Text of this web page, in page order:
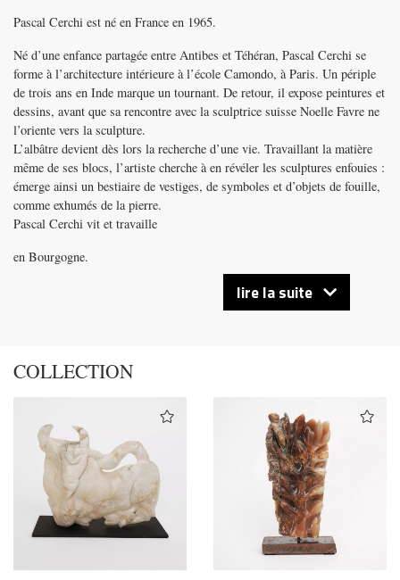
Pascal Cerchi est né en France en 1965.
Né d’une enfance partagée entre Antibes et Téhéran, Pascal Cerchi se
forme à l’architecture intérieure à l’école Camondo, à Paris. Un périple
de trois ans en Inde marque un tournant. De retour, il expose peintures et
dessins, avant que sa rencontre avec la sculptrice suisse Noelle Favre ne
l’oriente vers la sculpture.
L’albâtre devient dès lors la recherche d’une vie. Travaillant la matière
même de ses blocs, l’artiste cherche à en révéler les sculptures enfouies :
émerge ainsi un bestiaire de vestiges, de symboles et d’objets de fouille,
comme exhumés de la pierre.
Pascal Cerchi vit et travaille
en Bourgogne.
lire la suite
COLLECTION